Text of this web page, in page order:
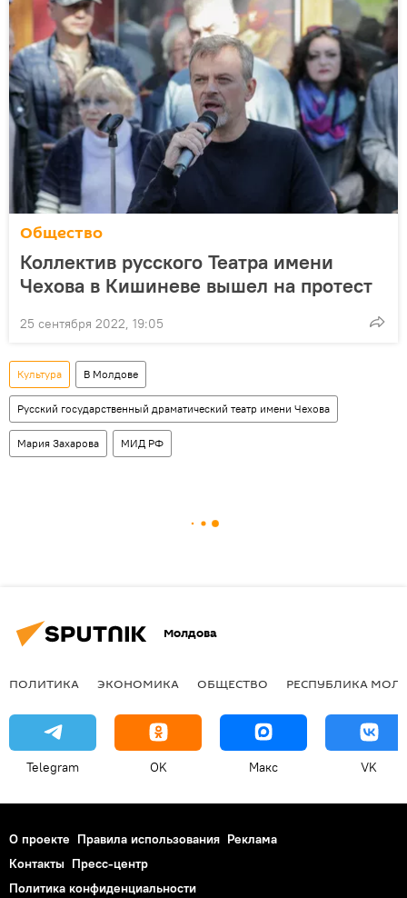
Общество
Коллектив русского Театра имени
Чехова в Кишиневе вышел на протест
25 сентября 2022, 19:05
Культура В Молдове
Русский государственный драматический театр имени Чехова
Мария Захарова МИД РФ
Молдова
ПОЛИТИКА ЭКОНОМИКА ОБЩЕСТВО РЕСПУБЛИКА
Telegram OK Макс VK
О проекте Правила использования Реклама
Контакты Пресс-центр
Политика конфиденциальности